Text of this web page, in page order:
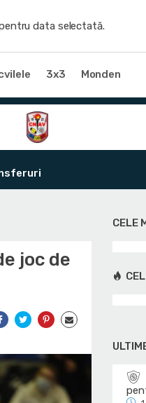
data selectată.
3x3 Monden
joc de
CELE